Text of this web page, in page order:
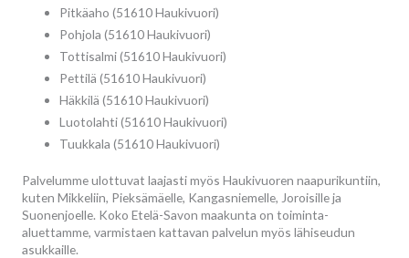
Pitkäaho (51610 Haukivuori)
Pohjola (51610 Haukivuori)
Tottisalmi (51610 Haukivuori)
Pettilä (51610 Haukivuori)
Häkkilä (51610 Haukivuori)
Luotolahti (51610 Haukivuori)
Tuukkala (51610 Haukivuori)
Palvelumme ulottuvat laajasti myös Haukivuoren naapurikuntiin,
kuten Mikkeliin, Pieksämäelle, Kangasniemelle, Joroisille ja
Suonenjoelle. Koko Etelä-Savon maakunta on toiminta-
aluettamme, varmistaen kattavan palvelun myös lähiseudun
asukkaille.